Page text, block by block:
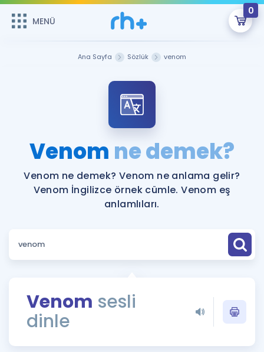
MENÜ
0
ÜYE DEĞİLİM
Sepetin Şu An Boş.
Remzi Hoca ile seni sınava hazırlayacak onlarca eğitim seni
bekliyor!
MENÜ
Faydalı Araçlar
Sözlük
Rehberlik Aracı
ÖSYM Sınav Takvimi
Hakkımızda
Ana Sayfa Sözlük venom
Venom ne demek?
Venom ne demek? Venom ne anlama gelir?
Venom İngilizce örnek cümle. Venom eş
anlamlıları.
Venom sesli
dinle